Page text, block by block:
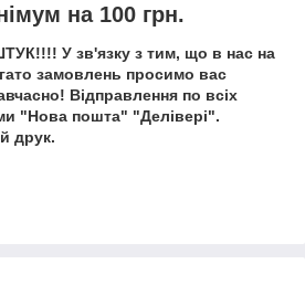
на 100 грн.
У зв'язку з тим, що в нас на
замовлень просимо вас
Відправлення по всіх
"Нова пошта" "Делівері".
друк.